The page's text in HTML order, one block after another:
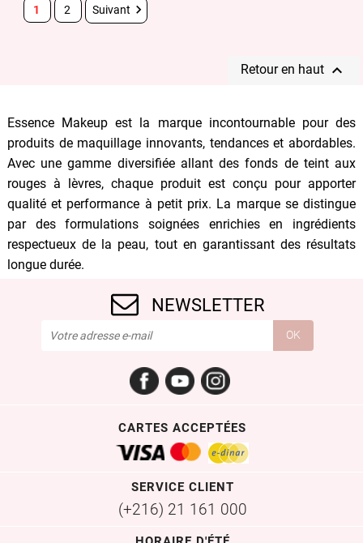
1 2 Suivant 
Retour en haut 
Essence Makeup est la marque incontournable pour des
produits de maquillage innovants, tendances et abordables.
Avec une gamme diversifiée allant des fonds de teint aux
rouges à lèvres, chaque produit est conçu pour apporter
qualité et performance à petit prix. La marque se distingue
par des formulations soignées enrichies en ingrédients
respectueux de la peau, tout en garantissant des résultats
longue durée.
NEWSLETTER
FacebookYouTubeInstagram
CARTES ACCEPTÉES
SERVICE CLIENT
(+216) 21 161 000